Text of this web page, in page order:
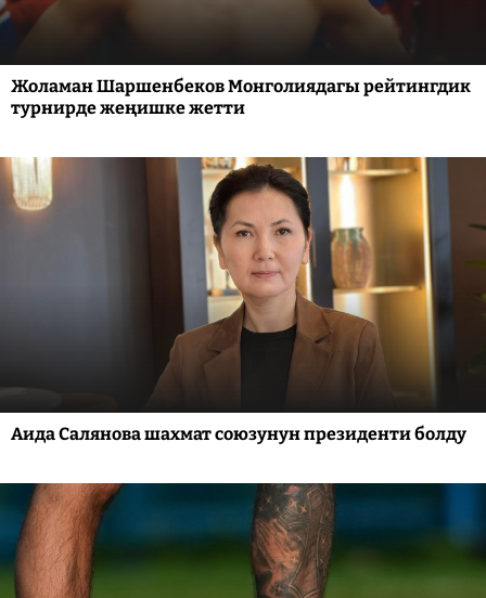
Жоламан Шаршенбеков Монголиядагы рейтингдик
турнирде жеңишке жетти
Аида Салянова шахмат союзунун президенти болду